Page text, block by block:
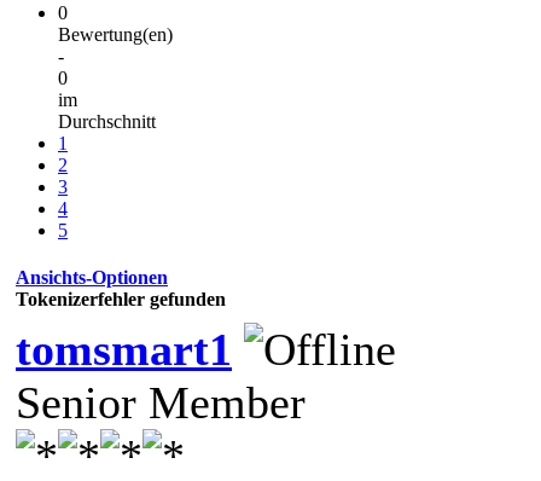
0
Bewertung(en)
-
0
im
Durchschnitt
1
2
3
4
5
Ansichts-Optionen
Tokenizerfehler gefunden
tomsmart1
Senior Member